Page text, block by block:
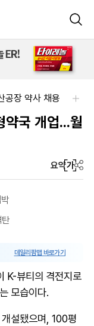
공장 약사 채용
국 개업...월
요약가
데일리팜맵 바로가기
K-뷰티의 격전지로
모습이다.
설됐으며, 100평